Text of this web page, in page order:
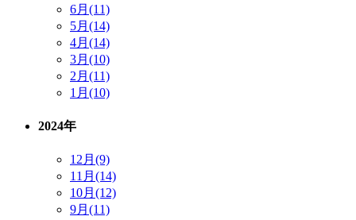
6月(11)
5月(14)
4月(14)
3月(10)
2月(11)
1月(10)
2024年
12月(9)
11月(14)
10月(12)
9月(11)